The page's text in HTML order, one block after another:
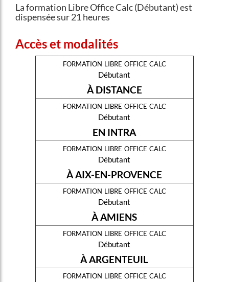
La formation Libre Office Calc (Débutant) est
dispensée sur 21 heures
Accès et modalités
formation libre office calc
Débutant
À DISTANCE
formation libre office calc
Débutant
EN INTRA
formation libre office calc
Débutant
À AIX-EN-PROVENCE
formation libre office calc
Débutant
À AMIENS
formation libre office calc
Débutant
À ARGENTEUIL
formation libre office calc